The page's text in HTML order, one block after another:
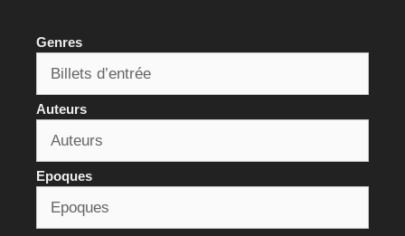
Genres
Auteurs
Epoques